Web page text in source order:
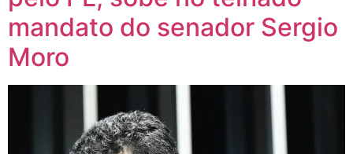
mandato do senador Sergio
Moro